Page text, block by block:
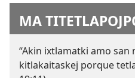
MA
“Akin ixtlamatki amo san
kitlakaitaskej porque